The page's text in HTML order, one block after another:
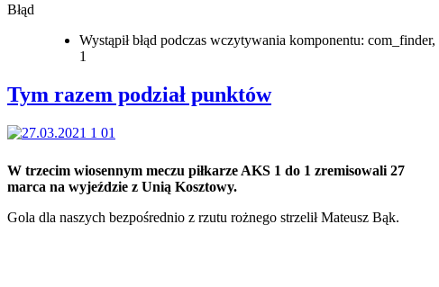
Błąd
Wystąpił błąd podczas wczytywania komponentu: com_finder,
1
Tym razem podział punktów
W trzecim wiosennym meczu piłkarze AKS 1 do 1 zremisowali 27
marca na wyjeździe z Unią Kosztowy.
Gola dla naszych bezpośrednio z rzutu rożnego strzelił Mateusz Bąk.